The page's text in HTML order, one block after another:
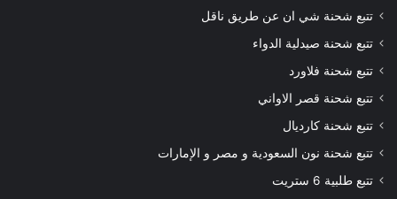
تتبع شحنة شي ان عن طريق ناقل
تتبع شحنة صيدلية الدواء
تتبع شحنة فلاورد
تتبع شحنة قصر الاواني
تتبع شحنة كارديال
تتبع شحنة نون السعودية و مصر و الإمارات
تتبع طلبية 6 ستريت